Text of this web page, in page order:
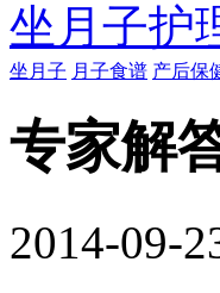
坐月子护
坐月子 月子食谱 产后保
专家解
2014-09-